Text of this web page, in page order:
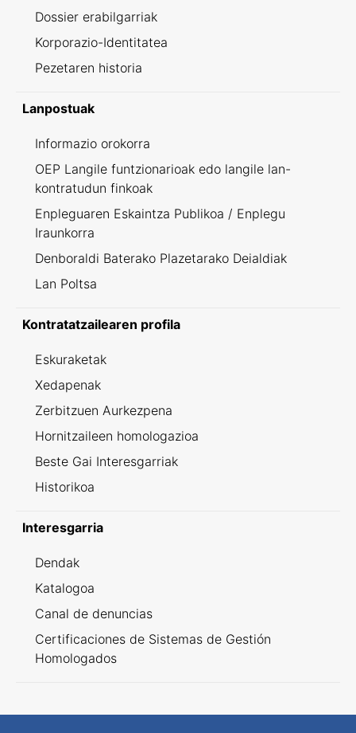
Dossier erabilgarriak
Korporazio-Identitatea
Pezetaren historia
Lanpostuak
Informazio orokorra
OEP Langile funtzionarioak edo langile lan-
kontratudun finkoak
Enpleguaren Eskaintza Publikoa / Enplegu
Iraunkorra
Denboraldi Baterako Plazetarako Deialdiak
Lan Poltsa
Kontratatzailearen profila
Eskuraketak
Xedapenak
Zerbitzuen Aurkezpena
Hornitzaileen homologazioa
Beste Gai Interesgarriak
Historikoa
Interesgarria
Dendak
Katalogoa
Canal de denuncias
Certificaciones de Sistemas de Gestión
Homologados